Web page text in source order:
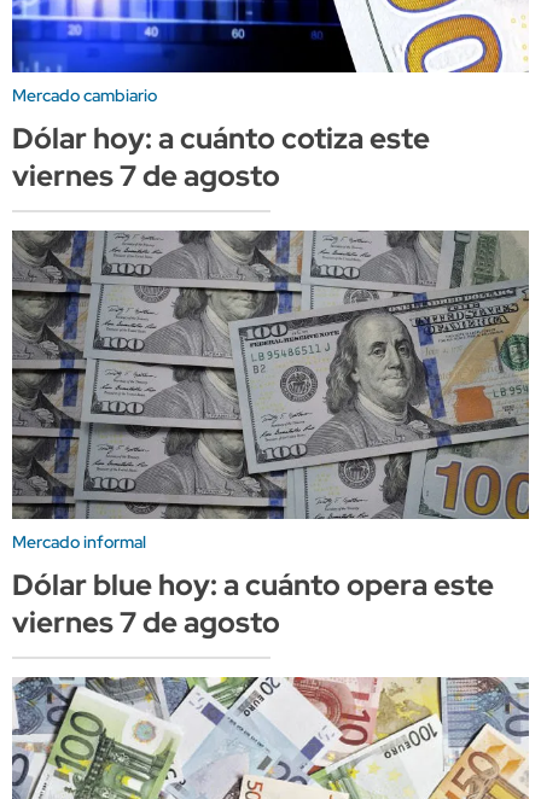
Mercado cambiario
Dólar hoy: a cuánto cotiza este
viernes 7 de agosto
Mercado informal
Dólar blue hoy: a cuánto opera este
viernes 7 de agosto